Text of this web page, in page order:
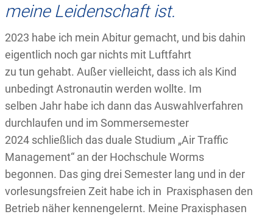
meine Leidenschaft ist.
2023 habe ich mein Abitur gemacht, und bis dahin
eigentlich noch gar nichts mit Luftfahrt
zu tun gehabt. Außer vielleicht, dass ich als Kind
unbedingt Astronautin werden wollte. Im
selben Jahr habe ich dann das Auswahlverfahren
durchlaufen und im Sommersemester
2024 schließlich das duale Studium „Air Traffic
Management“ an der Hochschule Worms
begonnen. Das ging drei Semester lang und in der
vorlesungsfreien Zeit habe ich in Praxisphasen den
Betrieb näher kennengelernt. Meine Praxisphasen